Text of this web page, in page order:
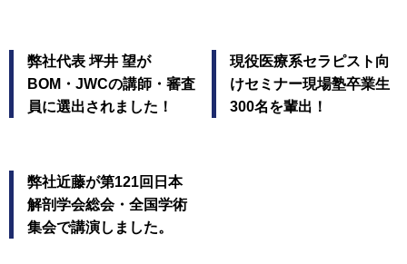
弊社代表 坪井 望が
BOM・JWCの講師・審査
員に選出されました！
現役医療系セラピスト向
けセミナー現場塾卒業生
300名を輩出！
弊社近藤が第121回日本
解剖学会総会・全国学術
集会で講演しました。